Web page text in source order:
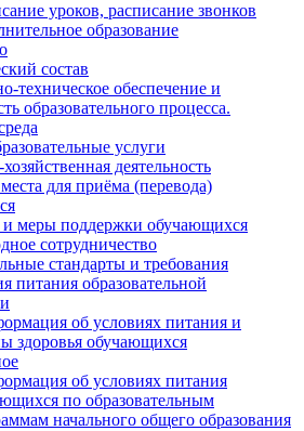
уроков, расписание звонков
образование
состав
техническое обеспечение и
образовательного процесса.
услуги
деятельность
для приёма (перевода)
меры поддержки обучающихся
сотрудничество
стандарты и требования
питания образовательной
об условиях питания и
здоровья обучающихся
об условиях питания
по образовательным
начального общего образования